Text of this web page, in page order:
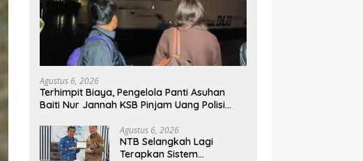
Agustus 6, 2026
Terhimpit Biaya, Pengelola Panti Asuhan
Baiti Nur Jannah KSB Pinjam Uang Polisi
Kunjung Tuntas
Agustus 6, 2026
NTB Selangkah Lagi
Terapkan Sistem